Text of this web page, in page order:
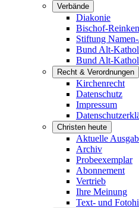
Verbände
Diakonie
Bischof-
Stiftung
Bund Alt-
Bund Alt-
Recht & Verordnungen
Kirchenrecht
Datenschutz
Impressum
Christen heute
Aktuelle
Archiv
Probeexemplar
Abonnement
Vertrieb
Ihre Meinung
Text- und